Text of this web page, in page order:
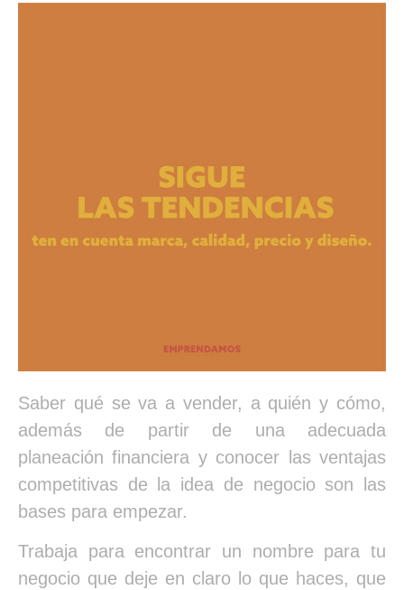
Saber qué se va a vender, a quién y cómo,
además de partir de una adecuada
planeación financiera y conocer las ventajas
competitivas de la idea de negocio son las
bases para empezar.
Trabaja para encontrar un nombre para tu
negocio que deje en claro lo que haces, que